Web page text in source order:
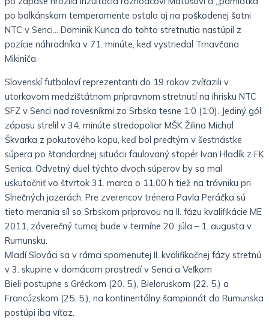
po balkánskom temperamente ostala aj na poškodenej šatni
NTC v Senci… Dominik Kunca do tohto stretnutia nastúpil z
pozície náhradníka v 71. minúte, keď vystriedal Trnavčana
Mikiniča.
Slovenskí futbaloví reprezentanti do 19 rokov zvíťazili v
utorkovom medzištátnom prípravnom stretnutí na ihrisku NTC
SFZ v Senci nad rovesníkmi zo Srbska tesne 1:0 (1:0). Jediný gól
zápasu strelil v 34. minúte stredopoliar MŠK Žilina Michal
Škvarka z pokutového kopu, keď bol predtým v šestnástke
súpera po štandardnej situácii faulovaný stopér Ivan Hladík z FK
Senica. Odvetný duel týchto dvoch súperov by sa mal
uskutočniť vo štvrtok 31. marca o 11.00 h tiež na trávniku pri
Slnečných jazerách. Pre zverencov trénera Pavla Peráčka sú
tieto merania síl so Srbskom prípravou na II. fázu kvalifikácie ME
2011, záverečný turnaj bude v termíne 20. júla – 1. augusta v
Rumunsku.
Mladí Slováci sa v rámci spomenutej II. kvalifikačnej fázy stretnú
v 3. skupine v domácom prostredí v Senci a Veľkom
Bieli postupne s Gréckom (20. 5.), Bieloruskom (22. 5.) a
Francúzskom (25. 5.), na kontinentálny šampionát do Rumunska
postúpi iba víťaz.